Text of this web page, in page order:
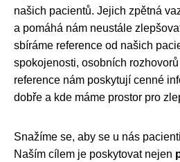
našich pacientů. Jejich zpětná
a pomáhá nám neustále
sbíráme reference od našich
spokojenosti, osobních
reference nám poskytují cenné
dobře a kde máme prostor pro
Snažíme se, aby se u nás
Naším cílem je poskytovat nejen